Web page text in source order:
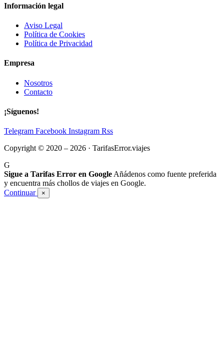
Información legal
Aviso Legal
Política de Cookies
Política de Privacidad
Empresa
Nosotros
Contacto
¡Síguenos!
Telegram Facebook Instagram Rss
Copyright © 2020 – 2026 · TarifasError.viajes
G
Sigue a Tarifas Error en Google Añádenos como fuente preferida
y encuentra más chollos de viajes en Google.
Continuar
×